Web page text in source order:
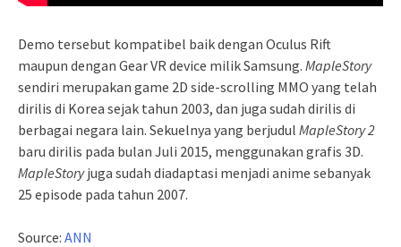
Demo tersebut kompatibel baik dengan Oculus Rift
maupun dengan Gear VR device milik Samsung. MapleStory
sendiri merupakan game 2D side-scrolling MMO yang telah
dirilis di Korea sejak tahun 2003, dan juga sudah dirilis di
berbagai negara lain. Sekuelnya yang berjudul MapleStory 2
baru dirilis pada bulan Juli 2015, menggunakan grafis 3D.
MapleStoryjuga sudah diadaptasi menjadi anime sebanyak
25 episode pada tahun 2007.
Source: ANN